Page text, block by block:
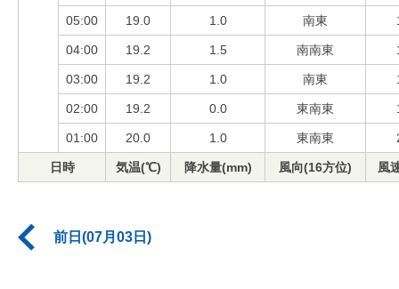
05:00 19.0 1.0 南東
04:00 19.2 1.5 南南東
03:00 19.2 1.0 南東
02:00 19.2 0.0 東南東
01:00 20.0 1.0 東南東
日時 気温(℃) 降水量(mm) 風向(16方位) 風
前日(07月03日)